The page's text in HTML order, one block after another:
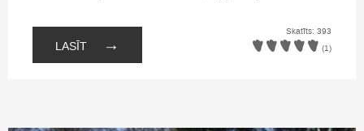
LASĪT →
Skatīts: 393
(1)